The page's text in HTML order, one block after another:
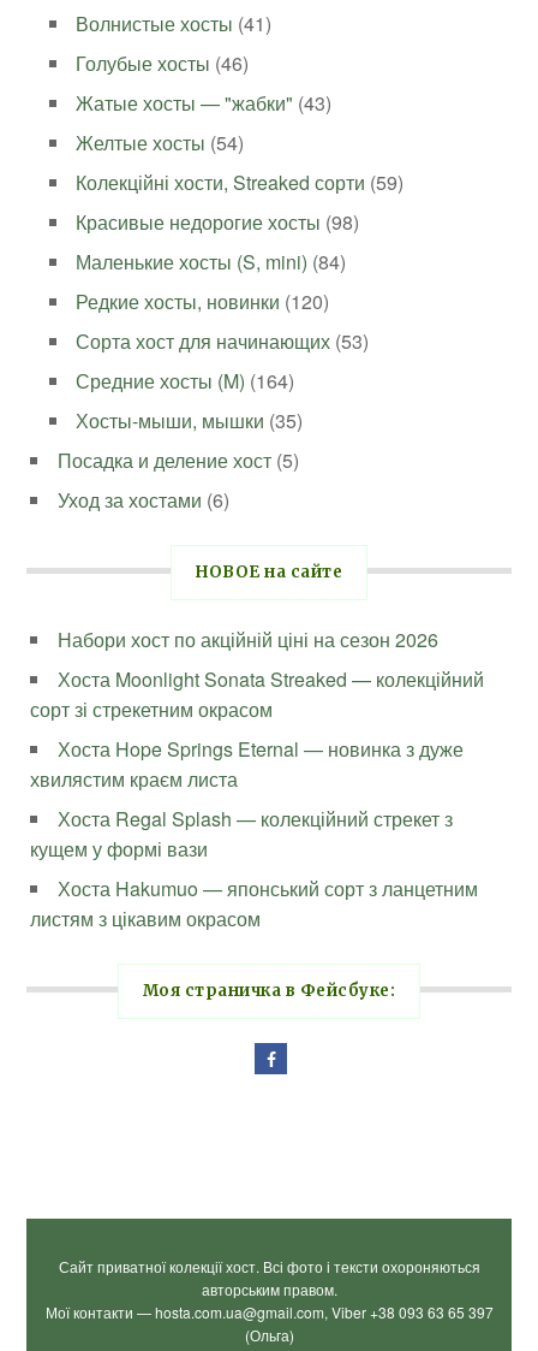
Волнистые хосты (41)
Голубые хосты (46)
Жатые хосты — "жабки" (43)
Желтые хосты (54)
Колекційні хости, Streaked сорти (59)
Красивые недорогие хосты (98)
Маленькие хосты (S, mini) (84)
Редкие хосты, новинки (120)
Сорта хост для начинающих (53)
Средние хосты (M) (164)
Хосты-мыши, мышки (35)
Посадка и деление хост (5)
Уход за хостами (6)
НОВОЕ на сайте
Набори хост по акційній ціні на сезон 2026
Хоста Moonlight Sonata Streaked — колекційний
сорт зі стрекетним окрасом
Хоста Hope Springs Eternal — новинка з дуже
хвилястим краєм листа
Хоста Regal Splash — колекційний стрекет з
кущем у формі вази
Хоста Hakumuo — японський сорт з ланцетним
листям з цікавим окрасом
Моя страничка в Фейсбуке:
Сайт приватної колекції хост. Всі фото і тексти охороняються
авторським правом.
Мої контакти — hosta.com.ua@gmail.com, Viber +38 093 63 65 397
(Ольга)